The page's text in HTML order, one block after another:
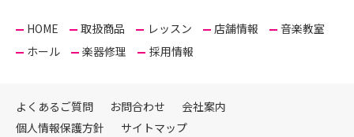
HOME 取扱商品 レッスン 店舗情報
音楽教室
ホール
楽器修理 採用情報
よくあるご質問 お問合わせ
会社案内
個人情報保護方針
サイトマップ